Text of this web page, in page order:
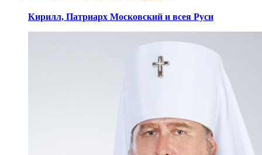
Кирилл, Патриарх Московский и всея Руси